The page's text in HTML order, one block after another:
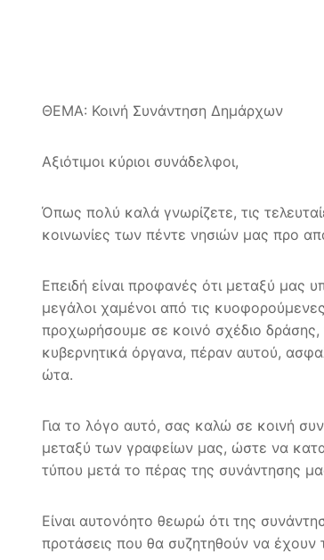
ΘΕΜΑ: Κοινή Συνάντηση Δημάρχων
Αξιότιμοι κύριοι συνάδελφοι,
Όπως πολύ καλά γνωρίζετε, τις
κοινωνίες των πέντε νησιών μας προ
Επειδή είναι προφανές ότι μεταξύ μας
μεγάλοι χαμένοι από τις
προχωρήσουμε σε κοινό σχέδιο
κυβερνητικά όργανα, πέραν αυτού,
ώτα.
Για το λόγο αυτό, σας καλώ σε κοινή
μεταξύ των γραφείων μας, ώστε να
τύπου μετά το πέρας της συνάντησης
Είναι αυτονόητο θεωρώ ότι της
προτάσεις που θα συζητηθούν να έχουν